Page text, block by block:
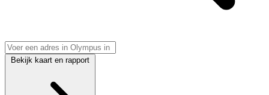
Bekijk kaart en rapport